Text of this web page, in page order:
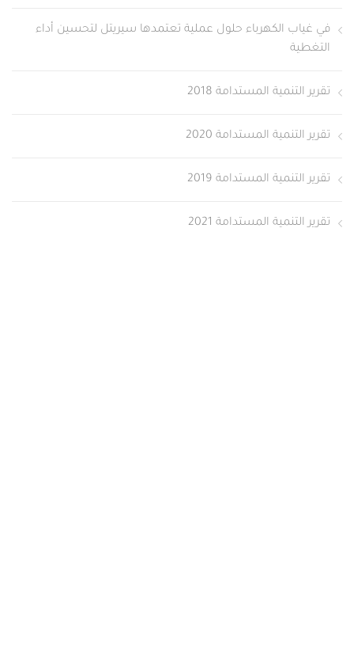
في غياب الكهرباء حلول عملية تعتمدها سيريتل لتحسين أداء
التغطية
تقرير التنمية المستدامة 2018
تقرير التنمية المستدامة 2020
تقرير التنمية المستدامة 2019
تقرير التنمية المستدامة 2021